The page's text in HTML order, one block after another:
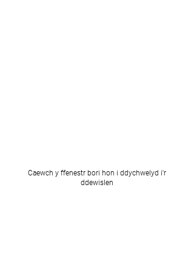
Caewch y ffenestr bori hon i ddychwelyd i'r
ddewislen